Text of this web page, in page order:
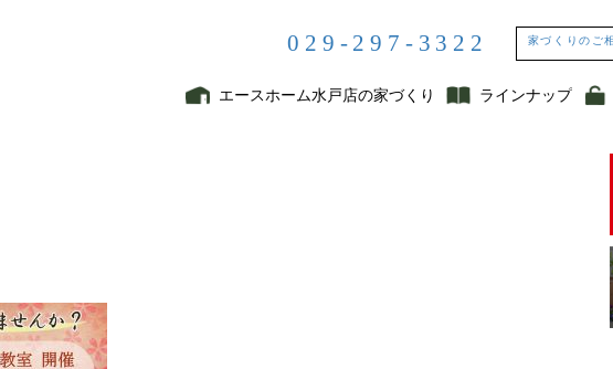
029-297-3322 家づくりのご
エースホーム水戸店の家づくり ラインナップ